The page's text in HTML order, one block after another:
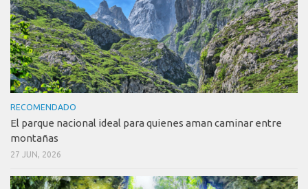
RECOMENDADO
El parque nacional ideal para quienes aman caminar entre
montañas
27 JUN, 2026